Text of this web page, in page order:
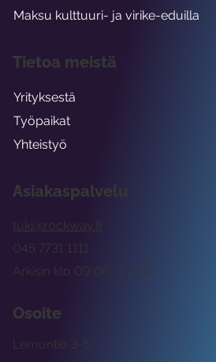
Asiakaspalvelu
tuki@rockway.fi
Arkisin klo 09:00 -15:00
045 7731 1111
Osoite
Lemuntie 3-5
Maksu kulttuuri- ja virike-eduilla
Tietoa meistä
Yrityksestä
Työpaikat
Yhteistyö